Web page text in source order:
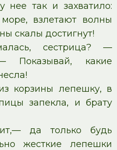
нее так и захватило:
взлетают волны
скалы достигнут!
сестрица? —
Показывай, какие
корзины лепешку, в
запекла, и брату
да только будь
жесткие лепешки